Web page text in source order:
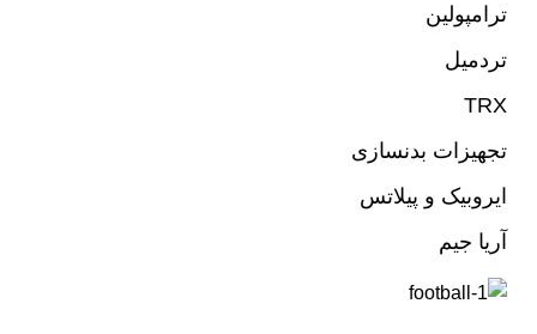
ترامپولین
تردمیل
TRX
تجهیزات بدنسازی
ایروبیک و پیلاتس
آریا جیم